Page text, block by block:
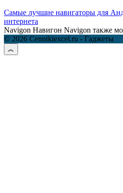
Самые лучшие навигаторы для
интернета
Navigon Навигон Navigon также
© 2026 Cennikiexcel.ru - Гаджеты